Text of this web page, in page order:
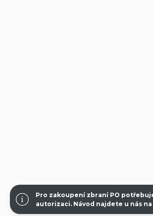
Pro zakoupení zbraní PO
autorizaci. Návod najdete u nás